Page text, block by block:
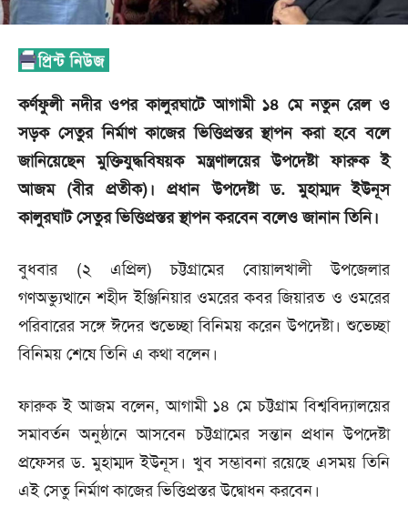
কর্ণফুলী নদীর ওপর কালুরঘাটে আগামী ১৪ মে নতুন রেল ও
সড়ক সেতুর নির্মাণ কাজের ভিত্তিপ্রস্তর স্থাপন করা হবে বলে
জানিয়েছেন মুক্তিযুদ্ধবিষয়ক মন্ত্রণালয়ের উপদেষ্টা ফারুক ই
আজম (বীর প্রতীক)। প্রধান উপদেষ্টা ড. মুহাম্মদ ইউনূস
কালুরঘাট সেতুর ভিত্তিপ্রস্তর স্থাপন করবেন বলেও জানান তিনি।
বুধবার (২ এপ্রিল) চট্টগ্রামের বোয়ালখালী উপজেলার
গণঅভ্যুত্থানে শহীদ ইঞ্জিনিয়ার ওমরের কবর জিয়ারত ও ওমরের
পরিবারের সঙ্গে ঈদের শুভেচ্ছা বিনিময় করেন উপদেষ্টা। শুভেচ্ছা
বিনিময় শেষে তিনি এ কথা বলেন।
ফারুক ই আজম বলেন, আগামী ১৪ মে চট্টগ্রাম বিশ্ববিদ্যালয়ের
সমাবর্তন অনুষ্ঠানে আসবেন চট্টগ্রামের সন্তান প্রধান উপদেষ্টা
প্রফেসর ড. মুহাম্মদ ইউনূস। খুব সম্ভাবনা রয়েছে এসময় তিনি
এই সেতু নির্মাণ কাজের ভিত্তিপ্রস্তর উদ্বোধন করবেন।